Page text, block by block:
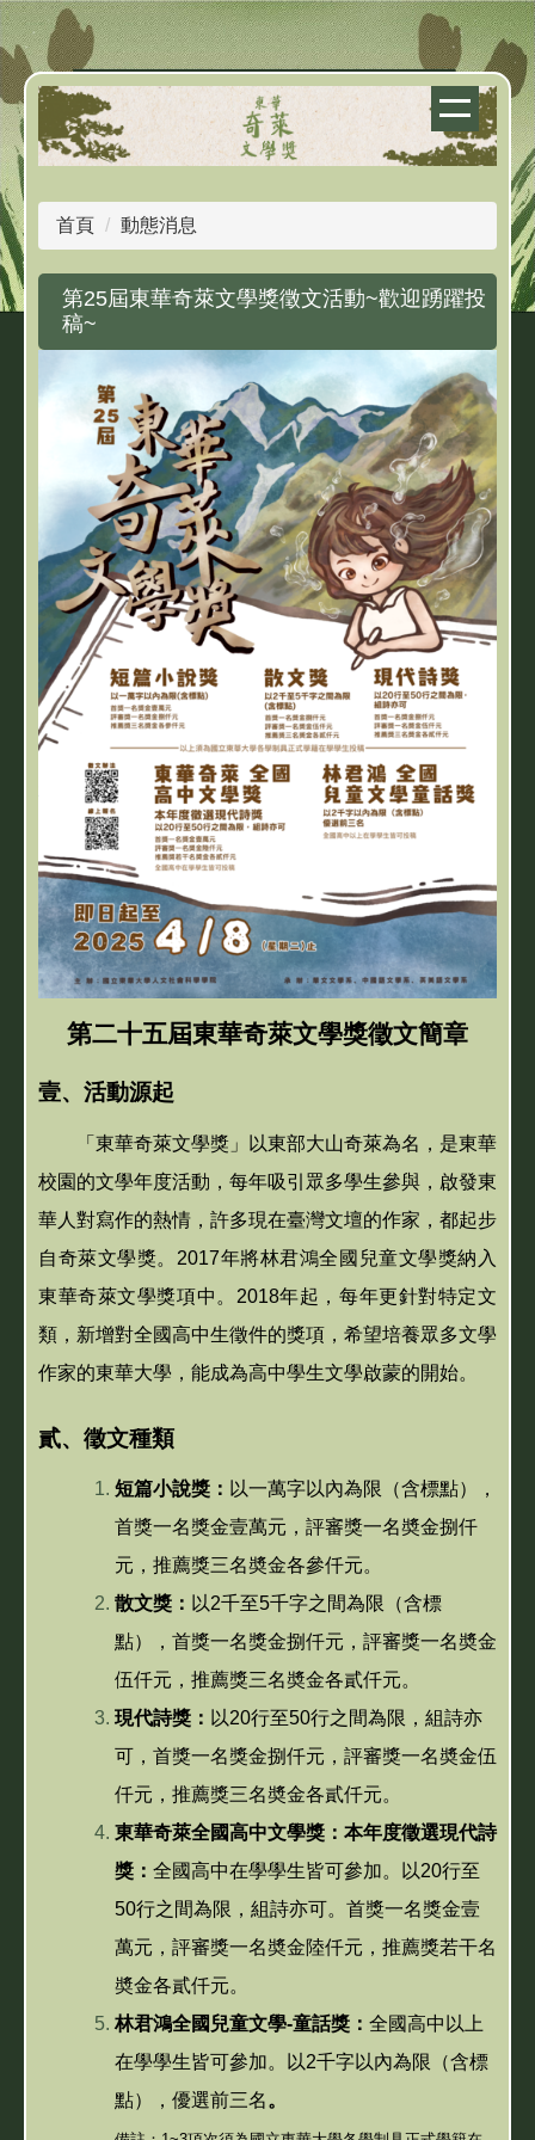
跳
到
主
要
內
容
區
首頁
動態消息
第25屆東華奇萊文學獎徵文活動~歡迎踴躍投
稿~
第二十五屆東華奇萊文學獎徵文簡章
壹、活動源起
「東華奇萊文學獎」以東部大山奇萊為名，是東華
校園的文學年度活動，每年吸引眾多學生參與，啟發東
華人對寫作的熱情，許多現在臺灣文壇的作家，都起步
自奇萊文學獎。2017年將林君鴻全國兒童文學獎納入
東華奇萊文學獎項中 。2018年起，每年更針對特定文
類，新增對全國高中生徵件的獎項，希望培養眾多文學
作家的東華大學，能成為高中學生文學啟蒙的開始。
貳、徵文種類
短篇小說獎： 以一萬字以內為限（含標點），
首獎一名獎金壹萬元，評審獎一名奬金捌仟
元，推薦獎三名奬金各參仟元。
散文獎： 以2千至5千字之間為限（含標
點），首獎一名獎金捌仟元，評審獎一名奬金
伍仟元，推薦獎三名奬金各貳仟元。
現代詩獎： 以20行至50行之間為限，組詩亦
可，首獎一名獎金捌仟元，評審獎一名奬金伍
仟元，推薦獎三名奬金各貳仟元。
東華奇萊全國高中文學獎：本年度徵選現代詩
獎： 全國高中在學學生皆可參加。以20行至
50行之間為限，組詩亦可。首獎一名獎金壹
萬元，評審獎一名奬金陸仟元，推薦獎若干名
奬金各貳仟元。
林君鴻全國兒童文學-童話獎： 全國高中以上
在學學生皆可參加。以2千字以內為限（含標
點）
， 優選前三名。